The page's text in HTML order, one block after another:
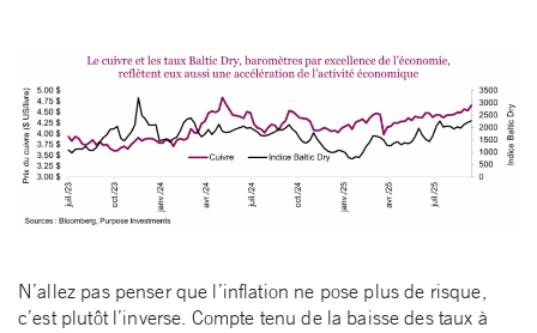
N’allez pas penser que l’inflation ne pose plus de risque,
c’est plutôt l’inverse. Compte tenu de la baisse des taux à